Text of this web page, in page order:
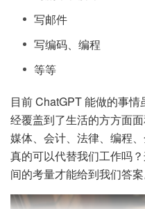
写邮件
写编码、编程
等等
目前 ChatGPT 能做的事
经覆盖到了生活的方方面
媒体、会计、法律、编程
真的可以代替我们工作吗
间的考量才能给到我们答案